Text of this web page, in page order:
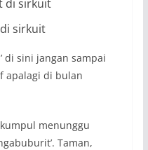
sirkuit
di sini jangan sampai
apalagi di bulan
menunggu
Taman,